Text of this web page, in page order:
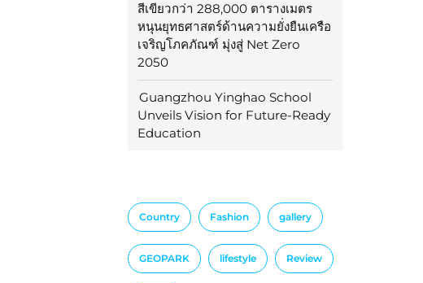
สีเขียวกว่า 288,000 ตารางเมตร
หนุนยุทธศาสตร์ด้านความยั่งยืนเครือ
เจริญโภคภัณฑ์ มุ่งสู่ Net Zero
2050
Guangzhou Yinghao School
Unveils Vision for Future-Ready
Education
Country Fashion gallery
GEOPARK lifestyle Review